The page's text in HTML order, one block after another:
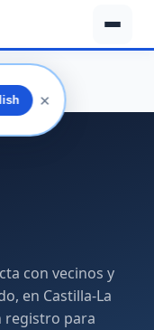
con vecinos y
en Castilla-La
registro para
✕